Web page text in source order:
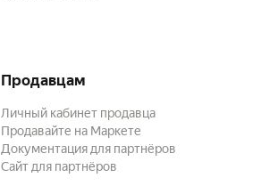
Продавцам
Личный кабинет продавца
Продавайте на Маркете
Документация для партнёров
Сайт для партнёров